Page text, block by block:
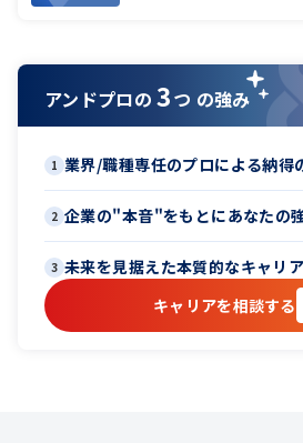
アンドプロの3つ の強み
1 業界/職種専任のプロによる納得
2 企業の"本音"をもとにあなたの
3 未来を見据えた本質的なキャリ
キャリアを相談する